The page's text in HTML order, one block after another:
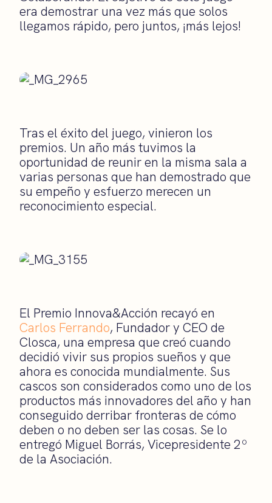
era demostrar una vez más que solos
llegamos rápido, pero juntos, ¡más lejos!
Tras el éxito del juego, vinieron los
premios. Un año más tuvimos la
oportunidad de reunir en la misma sala a
varias personas que han demostrado que
su empeño y esfuerzo merecen un
reconocimiento especial.
El Premio Innova&Acción recayó en
Carlos Ferrando, Fundador y CEO de
Closca, una empresa que creó cuando
decidió vivir sus propios sueños y que
ahora es conocida mundialmente. Sus
cascos son considerados como uno de los
productos más innovadores del año y han
conseguido derribar fronteras de cómo
deben o no deben ser las cosas. Se lo
entregó Miguel Borrás, Vicepresidente 2º
de la Asociación.